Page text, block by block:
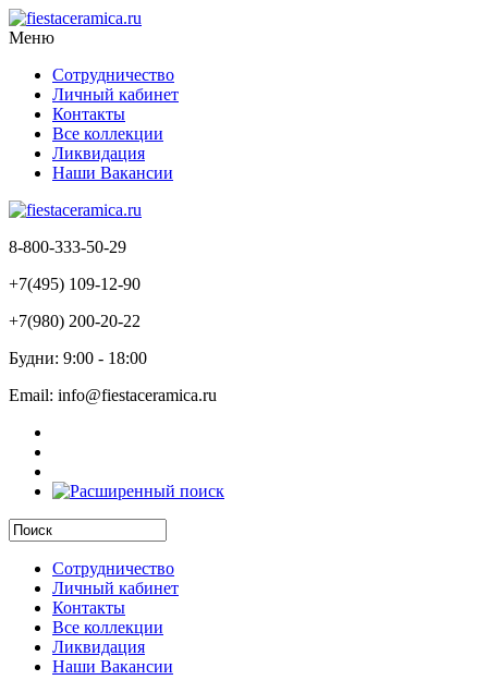
Меню
Сотрудничество
Личный кабинет
Контакты
Все коллекции
Ликвидация
Наши Вакансии
8-800-333-50-29
+7(495) 109-12-90
+7(980) 200-20-22
Будни: 9:00 - 18:00
Email: info@fiestaceramica.ru
Сотрудничество
Личный кабинет
Контакты
Все коллекции
Ликвидация
Наши Вакансии